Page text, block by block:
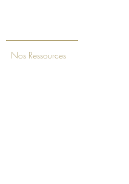
Nos Ressources